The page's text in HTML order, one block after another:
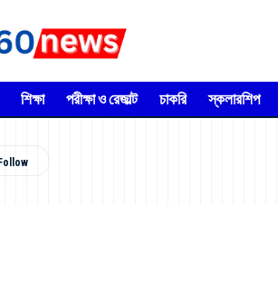
শিক্ষা পরীক্ষা ও রেজাল্ট চাকরি স্কলারশিপ